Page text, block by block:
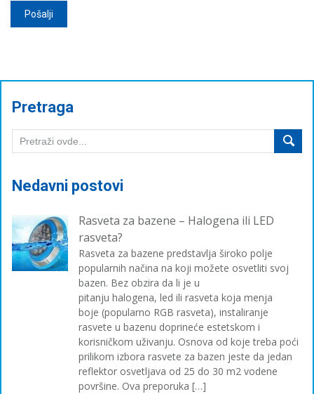
Pretraga
Nedavni postovi
Rasveta za bazene – Halogena ili LED
rasveta?
Rasveta za bazene predstavlja široko polje
popularnih načina na koji možete osvetliti svoj
bazen. Bez obzira da li je u
pitanju halogena, led ili rasveta koja menja
boje (popularno RGB rasveta), instaliranje
rasvete u bazenu doprineće estetskom i
korisničkom uživanju. Osnova od koje treba poći
prilikom izbora rasvete za bazen jeste da jedan
reflektor osvetljava od 25 do 30 m2 vodene
površine. Ova preporuka […]